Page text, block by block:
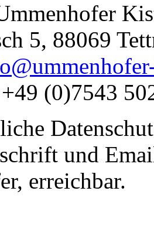
5, 88069
(0)7543
und
erreichbar.